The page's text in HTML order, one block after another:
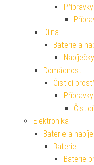
Dílna
Baterie a
Domácnost
Čisticí
Elektronika
Baterie a
Baterie
Baterie